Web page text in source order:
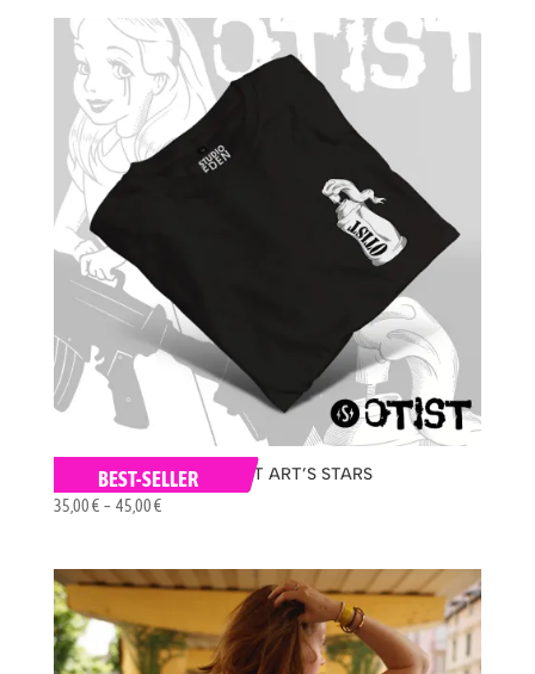
35,00 €
à
45,00 €
BEST-SELLER
T-SHIRT « OTIST » STREET ART’S STARS
35,00€ – 45,00€Plage
35,00 €
45,00 €